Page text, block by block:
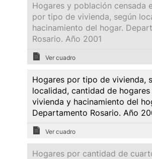
Hogares y población censada
por tipo de vivienda, según
hacinamiento del hogar.
Rosario. Año 2001
Ver cuadro
Hogares por tipo de vivienda,
localidad, cantidad de hogares
vivienda y hacinamiento del
Departamento Rosario. Año
Ver cuadro
Hogares por cantidad de